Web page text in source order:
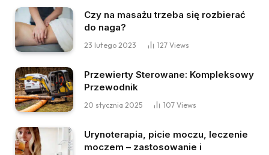
Czy na masażu trzeba się rozbierać
do naga?
23 lutego 2023 127 Views
Przewierty Sterowane: Kompleksowy
Przewodnik
20 stycznia 2025 107 Views
Urynoterapia, picie moczu, leczenie
moczem – zastosowanie i